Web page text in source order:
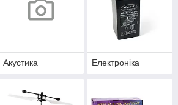
Акустика Електроніка